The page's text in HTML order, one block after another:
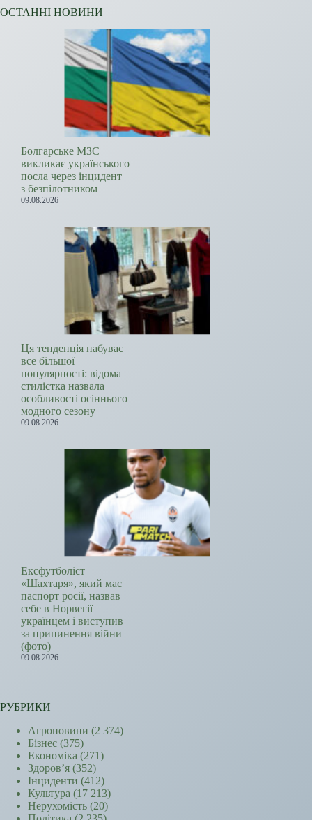
ОСТАННІ НОВИНИ
Болгарське МЗС
викликає українського
посла через інцидент
з безпілотником
09.08.2026
Ця тенденція набуває
все більшої
популярності: відома
стилістка назвала
особливості осіннього
модного сезону
09.08.2026
Ексфутболіст
«Шахтаря», який має
паспорт росії, назвав
себе в Норвегії
українцем і виступив
за припинення війни
(фото)
09.08.2026
РУБРИКИ
Агроновини (2 374)
Бізнес (375)
Економіка (271)
Здоров’я (352)
Інциденти (412)
Культура (17 213)
Нерухомість (20)